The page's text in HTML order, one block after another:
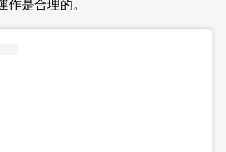
作是合理的。